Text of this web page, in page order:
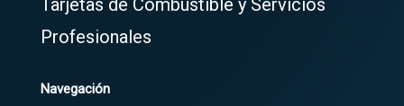
Tarjetas de Combustible y Servicios
Profesionales
Navegación